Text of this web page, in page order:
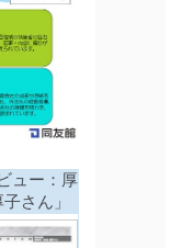
ュー：厚
さん」